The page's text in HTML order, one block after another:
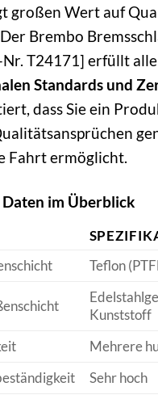
großen Wert auf
Brembo
T24171] erfüllt
Standards und
dass Sie ein
Fahrt ermöglicht.
Daten im Überblick
Teflon
Kunststoff
Mehrere
Sehr hoch